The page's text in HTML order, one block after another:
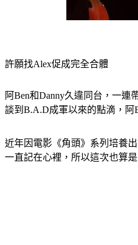
許願找Alex促成完全合體
阿Ben和Danny久違同台，一
談到B.A.D成軍以來的點滴，阿
近年因電影《角頭》系列培養
一直記在心裡，所以這次也算